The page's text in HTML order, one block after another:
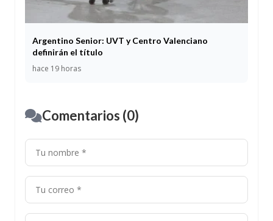
Argentino Senior: UVT y Centro Valenciano
definirán el título
hace 19 horas
Comentarios (0)